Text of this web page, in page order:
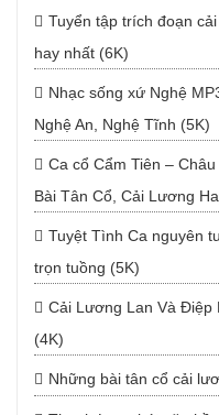
Tuyển tập trích đoạn
hay nhất (6K)
Nhạc sống xứ Nghệ
Nghệ An, Nghệ Tĩnh (5K)
Ca cổ Cẩm Tiên –
Bài Tân Cổ, Cải Lương
Tuyệt Tình Ca nguyên
trọn tuồng (5K)
Cải Lương Lan Và Điệp
(4K)
Những bài tân cổ cải